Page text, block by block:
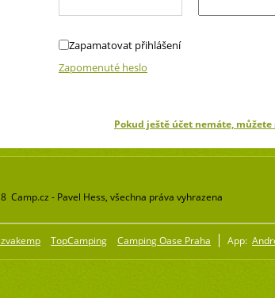
Zapamatovat přihlášení
Zapomenuté heslo
Pokud ještě účet nemáte, můžete
Camp.cz - Pavel Hess, všechna práva vyhrazena
TopCamping Camping Oase Praha App: